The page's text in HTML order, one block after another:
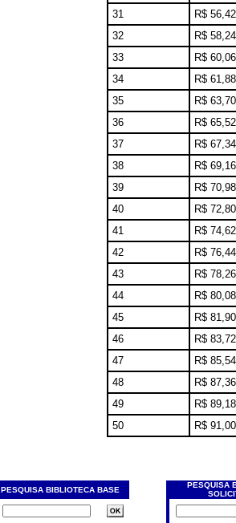
31
R$ 56,42
32
R$ 58,24
33
R$ 60,06
34
R$ 61,88
35
R$ 63,70
36
R$ 65,52
37
R$ 67,34
38
R$ 69,16
39
R$ 70,98
40
R$ 72,80
41
R$ 74,62
42
R$ 76,44
43
R$ 78,26
44
R$ 80,08
45
R$ 81,90
46
R$ 83,72
47
R$ 85,54
48
R$ 87,36
49
R$ 89,18
50
R$ 91,00
PESQUISA BIBLIOTECA BASE
PESQUISA